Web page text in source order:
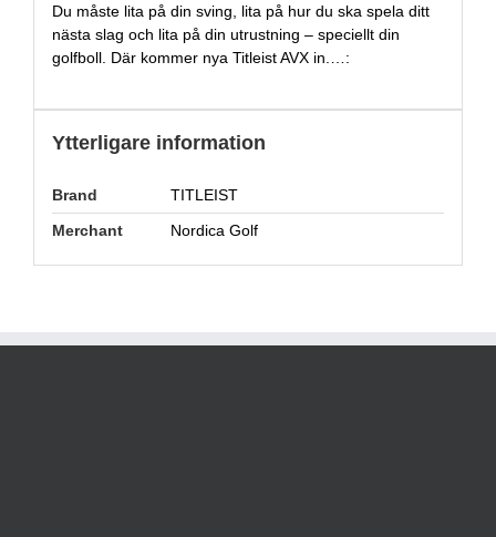
Du måste lita på din sving, lita på hur du ska spela ditt
nästa slag och lita på din utrustning – speciellt din
golfboll. Där kommer nya Titleist AVX in.…:
Ytterligare information
Brand
TITLEIST
Merchant
Nordica Golf